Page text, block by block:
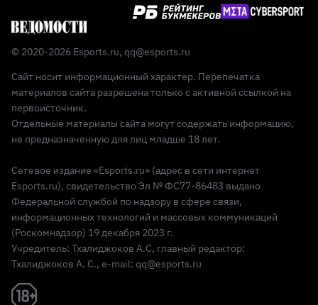
Реклама 18+
© 2020-2026 Esports.ru, qq@esports.ru
Сайт носит информационный характер. Перепечатка
материалов сайта разрешена только с активной ссылкой на
первоисточник.
Отдельные материалы сайта могут содержать информацию,
не предназначенную для лиц младше 18 лет.
Сетевое издание «Esports.ru» (адрес в сети интернет
Esports.ru), свидетельство Эл № ФС77-86483 выдано
Федеральной службой по надзору в сфере связи,
информационных технологий и массовых коммуникаций
(Роскомнадзор) 19 декабря 2023 г.
Учредитель: Тхалиджоков А.С, главный редактор:
Тхалиджоков А. С., e-mail: qq@esports.ru